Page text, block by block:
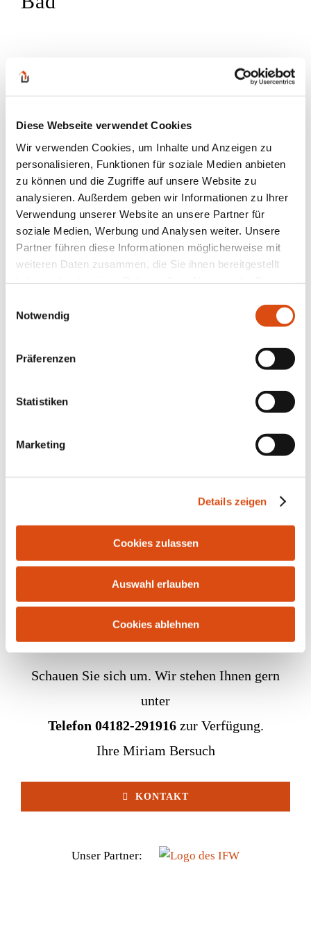
Diese Webseite verwendet Cookies
Wir verwenden Cookies, um Inhalte und Anzeigen zu
personalisieren, Funktionen für soziale Medien anbieten
zu können und die Zugriffe auf unsere Website zu
analysieren. Außerdem geben wir Informationen zu Ihrer
Verwendung unserer Website an unsere Partner für
soziale Medien, Werbung und Analysen weiter. Unsere
Partner führen diese Informationen möglicherweise mit
weiteren Daten zusammen, die Sie ihnen bereitgestellt
Notwendig
Präferenzen
Statistiken
Marketing
Details zeigen
Cookies zulassen
Auswahl erlauben
Cookies ablehnen
Bahnhofstr. 10 | 21255 Tostedt | Tel.: 04182-291916 |
Kontakt Impressum Datenschutz Widerrufsrecht
Schauen Sie sich um. Wir stehen Ihnen gern
unter
Telefon 04182-291916zur Verfügung.
Ihre Miriam Bersuch
KONTAKT
Unser Partner: